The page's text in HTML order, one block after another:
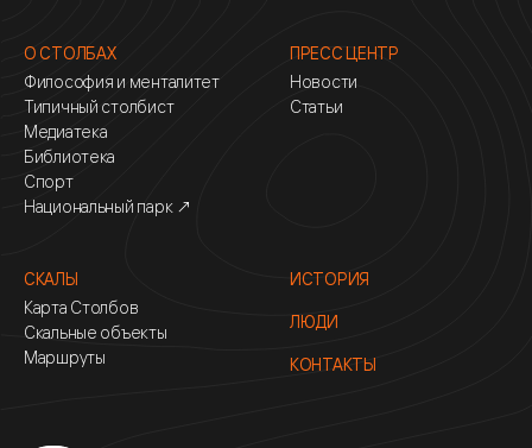
О СТОЛБАХ
Философия и менталитет
Типичный столбист
Медиатека
Библиотека
Спорт
Национальный парк ↗
ПРЕСС ЦЕНТР
Новости
Статьи
СКАЛЫ
Карта Столбов
Скальные объекты
Маршруты
ИСТОРИЯ
ЛЮДИ
КОНТАКТЫ